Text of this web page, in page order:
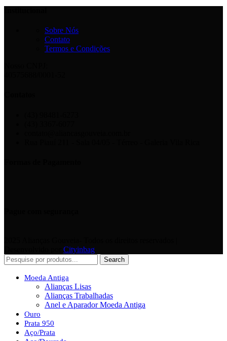
Sobre Nós
Contato
Termos e Condições
Cityinbag
Search
Moeda Antiga
Alianças Lisas
Alianças Trabalhadas
Anel e Aparador Moeda Antiga
Ouro
Prata 950
Aço/Prata